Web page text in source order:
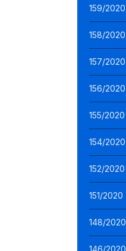
159/2020
158/2020
157/2020
156/2020
155/2020
154/2020
152/2020
151/2020
148/2020